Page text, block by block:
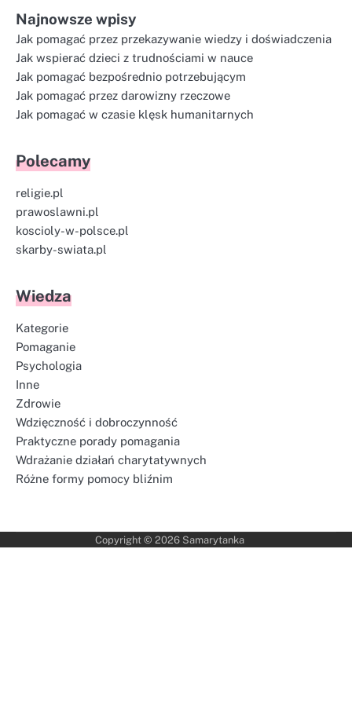
Najnowsze wpisy
Jak pomagać przez przekazywanie wiedzy i doświadczenia
Jak wspierać dzieci z trudnościami w nauce
Jak pomagać bezpośrednio potrzebującym
Jak pomagać przez darowizny rzeczowe
Jak pomagać w czasie klęsk humanitarnych
Polecamy
religie.pl
prawoslawni.pl
koscioly-w-polsce.pl
skarby-swiata.pl
Wiedza
Kategorie
Pomaganie
Psychologia
Inne
Zdrowie
Wdzięczność i dobroczynność
Praktyczne porady pomagania
Wdrażanie działań charytatywnych
Różne formy pomocy bliźnim
Copyright © 2026 Samarytanka